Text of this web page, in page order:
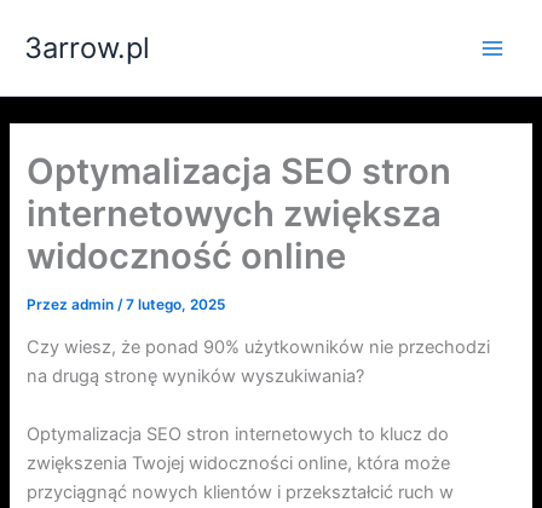
3arrow.pl
Optymalizacja SEO stron
internetowych zwiększa
widoczność online
Przezadmin /7 lutego, 2025
Czy wiesz, że ponad 90% użytkowników nie przechodzi
na drugą stronę wyników wyszukiwania?
Optymalizacja SEO stron internetowych to klucz do
zwiększenia Twojej widoczności online, która może
przyciągnąć nowych klientów i przekształcić ruch w